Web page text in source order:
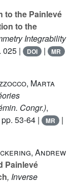
to the Painlevé
to the
Integrability
025 | DOI | MR
Marta
Congr.),
53-64 | MR |
Andrew
Painlevé
, Inverse